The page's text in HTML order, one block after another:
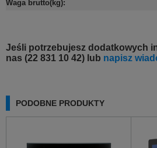
Waga brutto(kg):
Jeśli potrzebujesz dodatkowych
nas (22 831 10 42) lub napisz
PODOBNE PRODUKTY